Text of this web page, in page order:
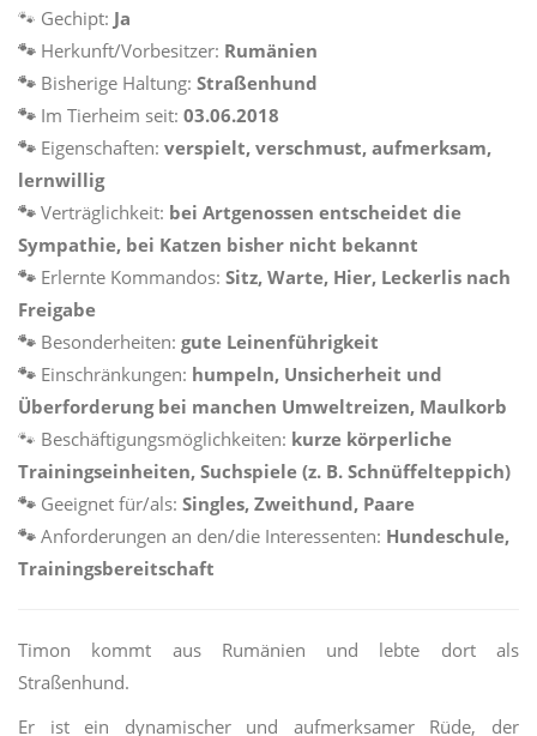
🐾 Gechipt: Ja
🐾 Herkunft/Vorbesitzer: Rumänien
🐾 Bisherige Haltung: Straßenhund
🐾 Im Tierheim seit: 03.06.2018
🐾 Eigenschaften: verspielt, verschmust, aufmerksam,
lernwillig
🐾 Verträglichkeit: bei Artgenossen entscheidet die
Sympathie, bei Katzen bisher nicht bekannt
🐾 Erlernte Kommandos: Sitz, Warte, Hier, Leckerlis nach
Freigabe
🐾 Besonderheiten: gute Leinenführigkeit
🐾 Einschränkungen: humpeln, Unsicherheit und
Überforderung bei manchen Umweltreizen, Maulkorb
🐾 Beschäftigungsmöglichkeiten: kurze körperliche
Trainingseinheiten, Suchspiele (z. B. Schnüffelteppich)
🐾 Geeignet für/als: Singles, Zweithund, Paare
🐾 Anforderungen an den/die Interessenten: Hundeschule,
Trainingsbereitschaft
Timon kommt aus Rumänien und lebte dort als
Straßenhund.
Er ist ein dynamischer und aufmerksamer Rüde, der